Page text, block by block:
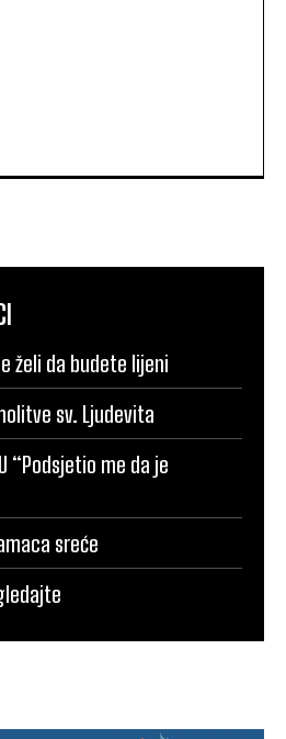
želi da budete lijeni
sv. Ljudevita
“Podsjetio me da je
sreće